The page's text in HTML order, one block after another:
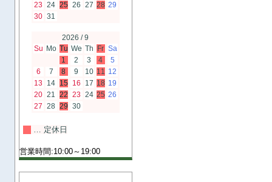
23 24 25 26 27 28 29
30 31
2026 / 9
Su Mo Tu We Th Fr Sa
1
2 3 4
5
6
7 8 9 10 11 12
13
14 15 16 17 18 19
20 21 22 23 24 25 26
27 28 29 30
… 定休日
営業時間:10:00～19:00